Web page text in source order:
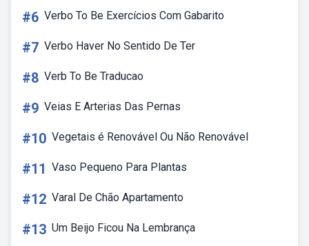
#6 Verbo To Be Exercícios Com Gabarito
#7 Verbo Haver No Sentido De Ter
#8 Verb To Be Traducao
#9 Veias E Arterias Das Pernas
#10 Vegetais é Renovável Ou Não Renovável
#11 Vaso Pequeno Para Plantas
#12 Varal De Chão Apartamento
#13 Um Beijo Ficou Na Lembrança